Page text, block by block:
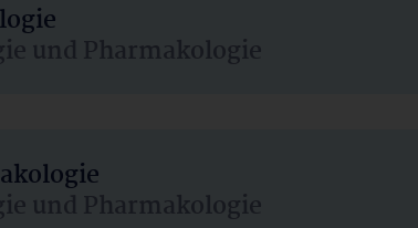
und Pharmakologie
und Pharmakologie